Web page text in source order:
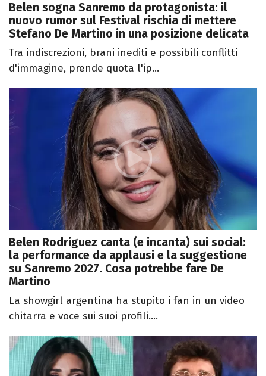
Belen sogna Sanremo da protagonista: il
nuovo rumor sul Festival rischia di mettere
Stefano De Martino in una posizione delicata
Tra indiscrezioni, brani inediti e possibili conflitti
d'immagine, prende quota l'ip...
Belen Rodriguez canta (e incanta) sui social:
la performance da applausi e la suggestione
su Sanremo 2027. Cosa potrebbe fare De
Martino
La showgirl argentina ha stupito i fan in un video
chitarra e voce sui suoi profili....